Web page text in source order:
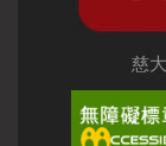
慈